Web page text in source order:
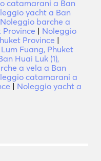
catamarani a Ban
yacht a Ban
Noleggio barche a
Province | Noleggio
Province |
Fuang, Phuket
Huai Luk (1),
a vela a Ban
catamarani a
| Noleggio yacht a